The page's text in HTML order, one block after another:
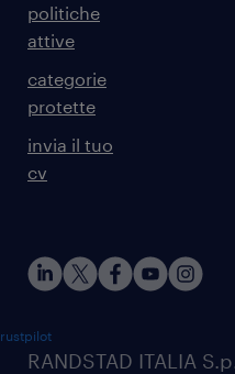
politiche
attive
categorie
protette
invia il tuo
cv
RANDSTAD ITALIA